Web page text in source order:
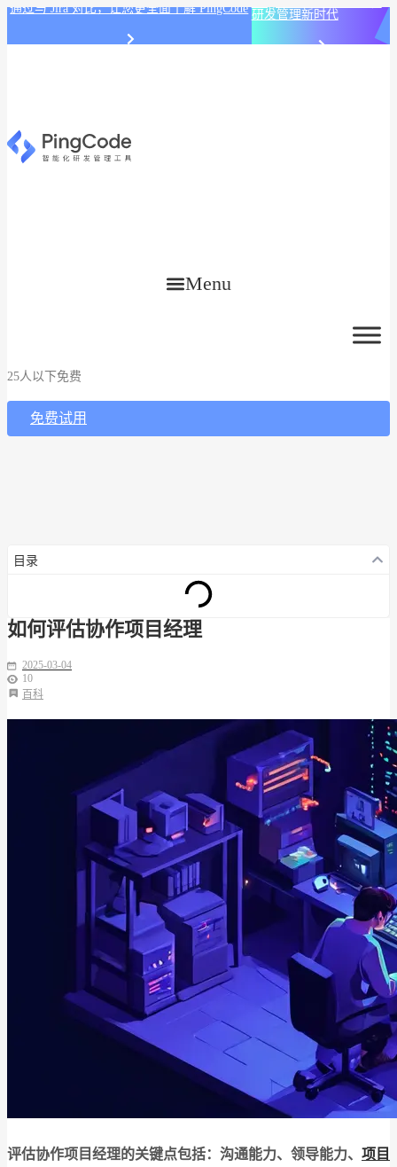
通过与 Jira 对比，让您更全面了解 PingCode 研发管理新时代
Menu
25人以下免费
免费试用
目录
如何评估协作项目经理
2025-03-04
10
百科
评估协作项目经理的关键点包括：沟通能力、领导能力、 项目